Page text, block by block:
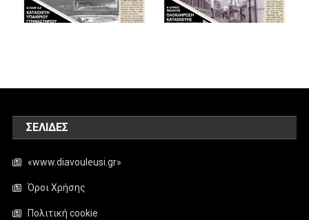
ΣΕΛΊΔΕΣ
«www.diavouleusi.gr»
Όροι Χρήσης
Πολιτική cookie